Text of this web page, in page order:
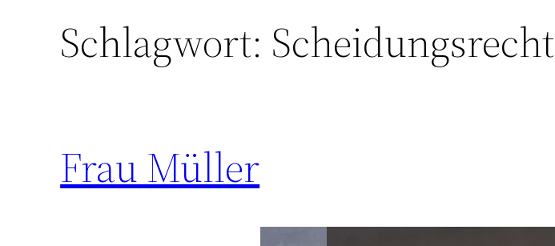
Schlagwort: Scheidungsrecht
Frau Müller